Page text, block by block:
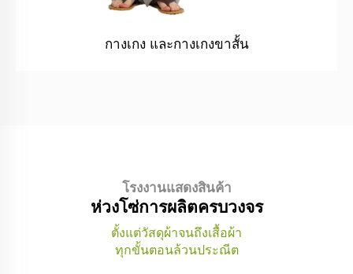
กางเกง และกางเกงขาสั้น
โรงงานแสดงสินค้า
ห่วงโซ่การผลิตครบวงจร
ตั้งแต่วัสดุผ้าจนถึงเสื้อผ้า
ทุกขั้นตอนล้วนประณีต
คลังผ้า